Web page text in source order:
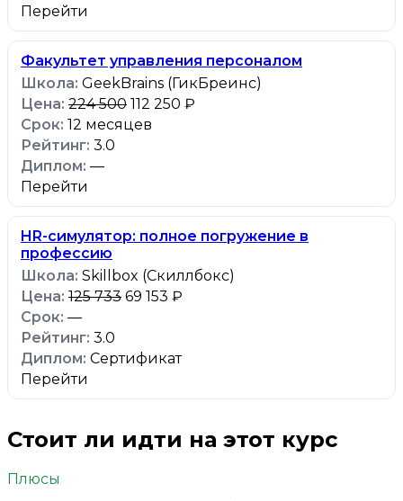
Перейти
Факультет управления персоналом
GeekBrains (ГикБреинс)
224 500 112 250 ₽
12 месяцев
3.0
—
Перейти
HR-симулятор: полное погружение в
профессию
Skillbox (Скиллбокс)
125 733 69 153 ₽
—
3.0
Сертификат
Перейти
Стоит ли идти на этот курс
Плюсы